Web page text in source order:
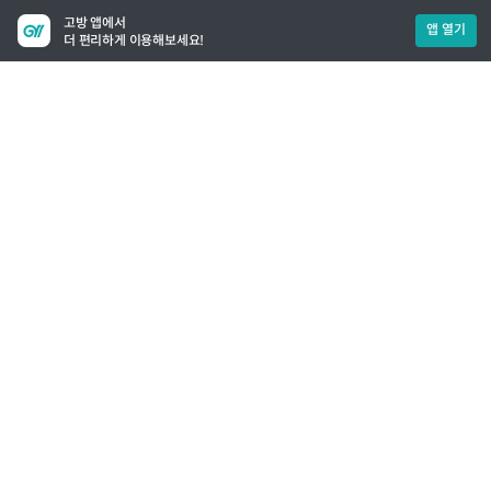
고방 앱에서
더 편리하게 이용해보세요!
앱 열기